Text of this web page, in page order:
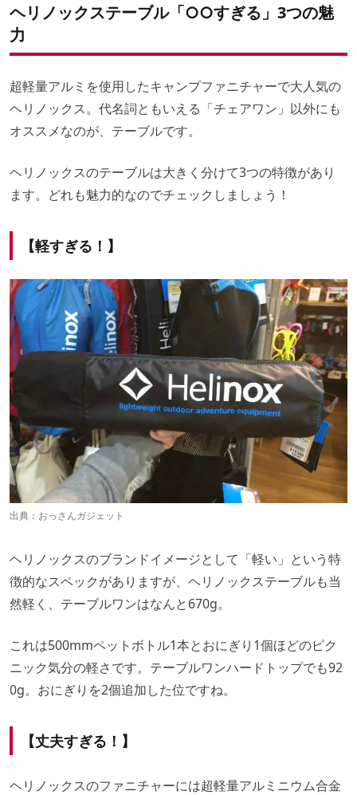
ヘリノックステーブル「○○すぎる」3つの魅
力
超軽量アルミを使用したキャンプファニチャーで大人気の
ヘリノックス。代名詞ともいえる「チェアワン」以外にも
オススメなのが、テーブルです。
ヘリノックスのテーブルは大きく分けて3つの特徴があり
ます。どれも魅力的なのでチェックしましょう！
【軽すぎる！】
出典： おっさんガジェット
ヘリノックスのブランドイメージとして「軽い」という特
徴的なスペックがありますが、ヘリノックステーブルも当
然軽く、テーブルワンはなんと670g。
これは500mmペットボトル1本とおにぎり1個ほどのピク
ニック気分の軽さです。テーブルワンハードトップでも92
0g。おにぎりを2個追加した位ですね。
【丈夫すぎる！】
ヘリノックスのファニチャーには超軽量アルミニウム合金